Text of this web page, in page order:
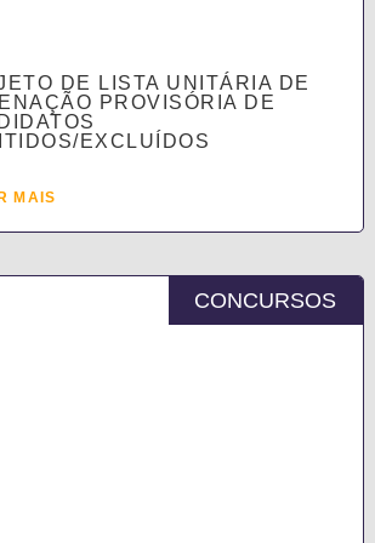
DE LISTA UNITÁRIA DE
PROVISÓRIA DE
EXCLUÍDOS
MAIS
CONCURSOS